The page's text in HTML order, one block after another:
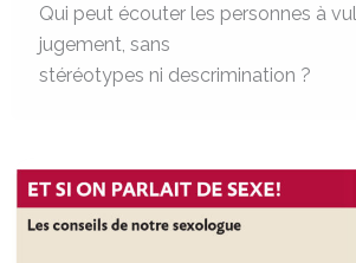
Qui peut écouter les personnes à
jugement, sans
stéréotypes ni descrimination ?
Homosexualité